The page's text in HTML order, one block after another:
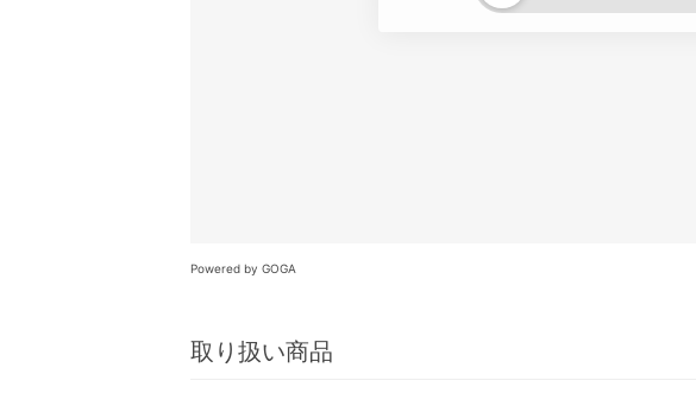
Powered by GOGA
取り扱い商品